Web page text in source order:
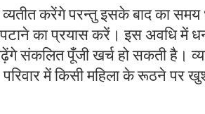
व्यतीत करेंगे परन्तु इसके बाद का समय
का प्रयास करें। इस अवधि में
संकलित पूँजी खर्च हो सकती है।
में किसी महिला के रूठने पर